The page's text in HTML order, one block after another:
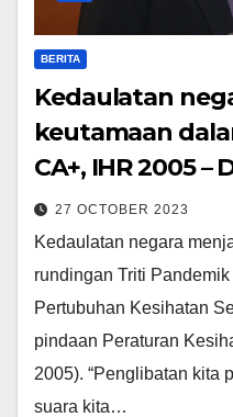
BERITA
Kedaulatan
keutamaan
CA+, IHR 2005 –
27 OCTOBER 2023
Kedaulatan negara
rundingan Triti
Pertubuhan Kesihatan
pindaan Peraturan
2005). “Penglibatan kita
suara kita…